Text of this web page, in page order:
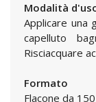
Modalità
Applicare una
capelluto
Risciacquare
Formato
Flacone da